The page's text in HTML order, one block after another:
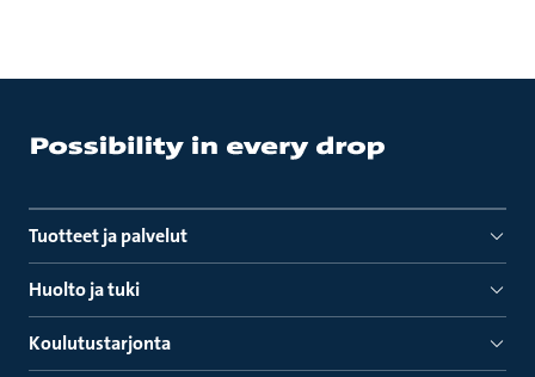
Tuotteet ja palvelut
Huolto ja tuki
Koulutustarjonta